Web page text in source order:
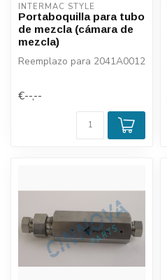
INTERMAC STYLE
Portaboquilla para tubo
de mezcla (cámara de
mezcla)
Reemplazo para 2041A0012
€--,--